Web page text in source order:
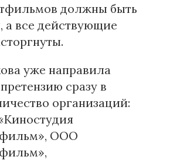
соцсетях и мессенджерах
должны быть
а все действующие
уже направила
сразу в
организаций:
ООО